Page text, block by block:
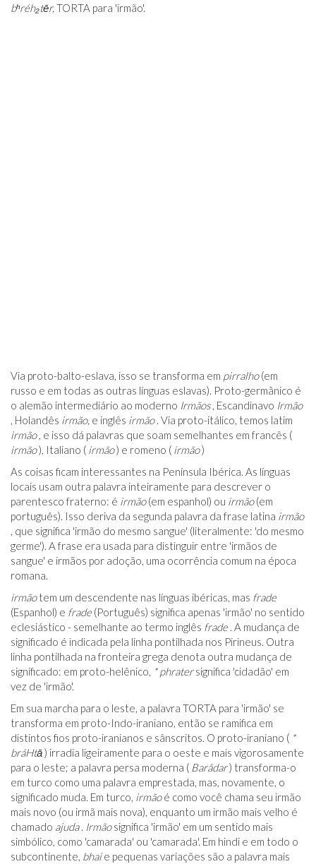
bʰréh₂tēr, TORTA para 'irmão'.
Via proto-balto-eslava, isso se transforma em pirralho(em
russo e em todas as outras línguas eslavas). Proto-germânico é
o alemão intermediário ao moderno Irmãos, Escandinavo Irmão
, Holandês irmão, e inglês irmão. Via proto-itálico, temos latim
irmão, e isso dá palavras que soam semelhantes em francês (
irmão), Italiano ( irmão) e romeno ( irmão)
As coisas ficam interessantes na Península Ibérica. As línguas
locais usam outra palavra inteiramente para descrever o
parentesco fraterno: é irmão(em espanhol) ou irmão(em
português). Isso deriva da segunda palavra da frase latina irmão
, que significa 'irmão do mesmo sangue' (literalmente: 'do mesmo
germe'). A frase era usada para distinguir entre 'irmãos de
sangue' e irmãos por adoção, uma ocorrência comum na época
romana.
irmãotem um descendente nas línguas ibéricas, mas frade
(Espanhol) e frade(Português) significa apenas 'irmão' no sentido
eclesiástico - semelhante ao termo inglês frade. A mudança de
significado é indicada pela linha pontilhada nos Pirineus. Outra
linha pontilhada na fronteira grega denota outra mudança de
significado: em proto-helênico, * phratersignifica 'cidadão' em
vez de 'irmão'.
Em sua marcha para o leste, a palavra TORTA para 'irmão' se
transforma em proto-Indo-iraniano, então se ramifica em
distintos fios proto-iranianos e sânscritos. O proto-iraniano ( *
bráHtā) irradia ligeiramente para o oeste e mais vigorosamente
para o leste; a palavra persa moderna ( Barâdar) transforma-o
em turco como uma palavra emprestada, mas, novamente, o
significado muda. Em turco, irmãoé como você chama seu irmão
mais novo (ou irmã mais nova), enquanto um irmão mais velho é
chamado ajuda. Irmãosignifica 'irmão' em um sentido mais
simbólico, como 'camarada' ou 'camarada'. Em hindi e em todo o
subcontinente, bhaie pequenas variações são a palavra mais